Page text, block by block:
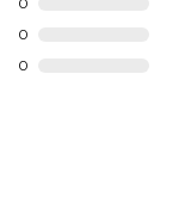
0
0